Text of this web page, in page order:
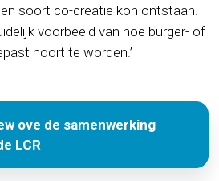
soort co-creatie kon ontstaan.
voorbeeld van hoe burger- of
hoort te worden.’
ove de samenwerking
LCR